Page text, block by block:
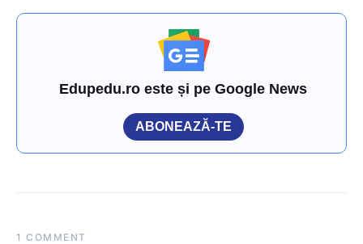
Edupedu.ro este și pe Google News
ABONEAZĂ-TE
1 COMMENT